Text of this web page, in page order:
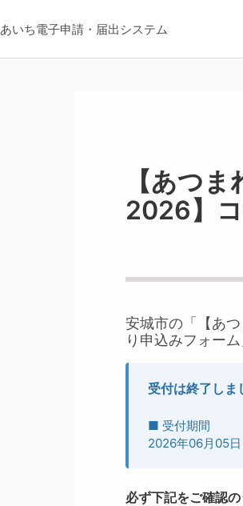
あいち電子申請・届出システム
【あつ
2026】
安城市の「
【あ
り申込みフォーム
受付は終了しま
■ 受付期間
2026年06月05
必ず下記をご確認の